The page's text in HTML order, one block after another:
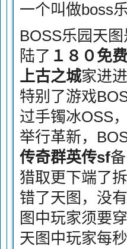
一个叫做boss
BOSS乐园天
陆了 １８０免
上古之城家进
特别了游戏
过手镯冰OSS
举行革新，
传奇群英传sf
猎取更下端了
错了天图，没
图中玩家须要
天图中玩家每